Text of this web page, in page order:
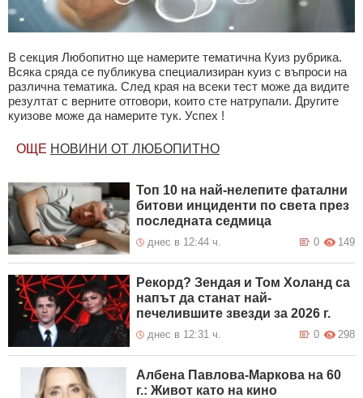
В секция Любопитно ще намерите тематична Куиз рубрика.
Всяка сряда се публикува специализиран куиз с въпроси на
различна тематика. След края на всеки тест може да видите
резултат с верните отговори, които сте натрупали. Другите
куизове може да намерите тук. Успех !
ОЩЕ НОВИНИ ОТ ЛЮБОПИТНО
Топ 10 на най-нелепите фатални
битови инциденти по света през
последната седмица
днес в 12:44 ч. 149
0
Рекорд? Зендая и Том Холанд са
напът да станат най-
печелившите звезди за 2026 г.
днес в 12:31 ч. 298
0
Албена Павлова-Маркова на 60
г.: Живот като на кино